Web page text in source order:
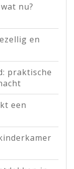
nu?
en
praktische
een